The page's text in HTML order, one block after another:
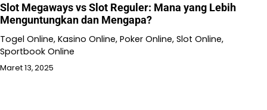
Slot Megaways vs Slot Reguler: Mana yang Lebih
Menguntungkan dan Mengapa?
Togel Online, Kasino Online, Poker Online, Slot Online,
Sportbook Online
Maret 13, 2025